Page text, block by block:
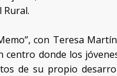
con Teresa
donde los
de su propio